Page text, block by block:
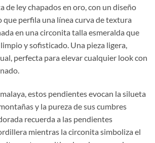
de ley chapados en oro, con un diseño
que perfila una línea curva de textura
en una circonita talla esmeralda que
y sofisticado. Una pieza ligera,
perfecta para elevar cualquier look con
estos pendientes evocan la silueta
y la pureza de sus cumbres
recuerda a las pendientes
mientras la circonita simboliza el